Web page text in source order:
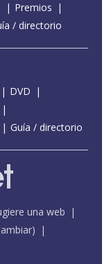
Premios
/ directorio
DVD
Guía / directorio
una web
)